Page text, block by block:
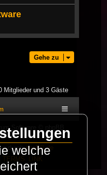
Gehe zu
Mitglieder und 3 Gäste
Software © phpBB
durchphpBB.de
TERMS_LINK
welche